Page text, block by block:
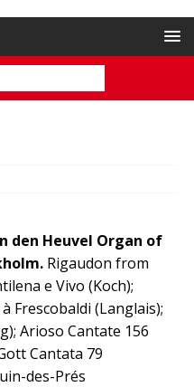
den Heuvel Organ of
Rigaudon from
e Vivo (Koch);
Frescobaldi (Langlais);
Arioso Cantate 156
Cantata 79
des-Prés